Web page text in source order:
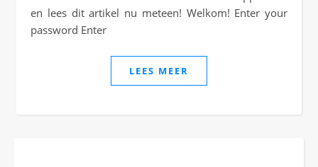
en lees dit artikel nu meteen! Welkom! Enter your
password Enter
LEES MEER